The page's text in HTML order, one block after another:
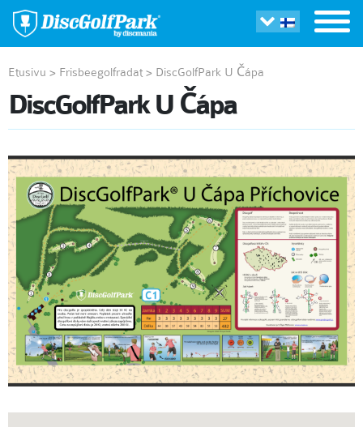
Etusivu > Frisbeegolfradat > DiscGolfPark U Čápa
DiscGolfPark U Čápa